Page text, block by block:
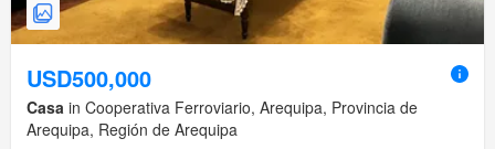
USD500,000
Casa in Cooperativa Ferroviario, Arequipa, Provincia de
Arequipa, Región de Arequipa